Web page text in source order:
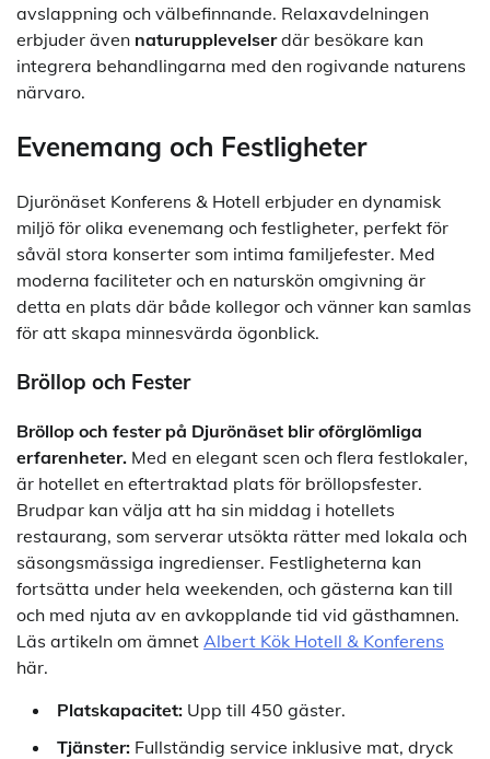
avslappning och välbefinnande. Relaxavdelningen
erbjuder även naturupplevelserdär besökare kan
integrera behandlingarna med den rogivande naturens
närvaro.
Evenemang och Festligheter
Djurönäset Konferens & Hotell erbjuder en dynamisk
miljö för olika evenemang och festligheter, perfekt för
såväl stora konserter som intima familjefester. Med
moderna faciliteter och en naturskön omgivning är
detta en plats där både kollegor och vänner kan samlas
för att skapa minnesvärda ögonblick.
Bröllop och Fester
Bröllop och fester på Djurönäset blir oförglömliga
erfarenheter. Med en elegant scen och flera festlokaler,
är hotellet en eftertraktad plats för bröllopsfester.
Brudpar kan välja att ha sin middag i hotellets
restaurang, som serverar utsökta rätter med lokala och
säsongsmässiga ingredienser. Festligheterna kan
fortsätta under hela weekenden, och gästerna kan till
och med njuta av en avkopplande tid vid gästhamnen.
Läs artikeln om ämnet Albert Kök Hotell & Konferens
här.
Platskapacitet: Upp till 450 gäster.
Tjänster: Fullständig service inklusive mat, dryck